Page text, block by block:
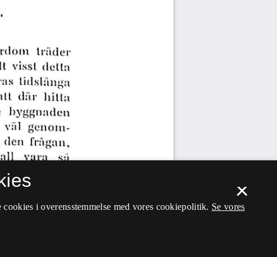
×
i overensstemmelse med vores cookiepolitik. Se vores